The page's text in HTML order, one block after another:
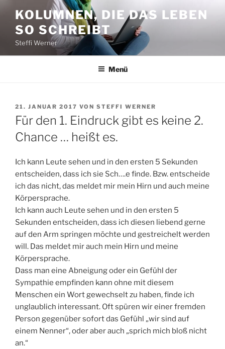
Inhalt
springen
KOLUMNEN, DIE DAS LEBEN
SO SCHREIBT
Steffi Werner
Menü
VERÖFFENTLICHT
AM
21. JANUAR 2017 VON STEFFI WERNER
Für den 1. Eindruck gibt es keine 2.
Chance … heißt es.
Ich kann Leute sehen und in den ersten 5 Sekunden
entscheiden, dass ich sie Sch….e finde. Bzw. entscheide
ich das nicht, das meldet mir mein Hirn und auch meine
Körpersprache.
Ich kann auch Leute sehen und in den ersten 5
Sekunden entscheiden, dass ich diesen liebend gerne
auf den Arm springen möchte und gestreichelt werden
will. Das meldet mir auch mein Hirn und meine
Körpersprache.
Dass man eine Abneigung oder ein Gefühl der
Sympathie empfinden kann ohne mit diesem
Menschen ein Wort gewechselt zu haben, finde ich
unglaublich interessant. Oft spüren wir einer fremden
Person gegenüber sofort das Gefühl „wir sind auf
einem Nenner“, oder aber auch „sprich mich bloß nicht
an.“